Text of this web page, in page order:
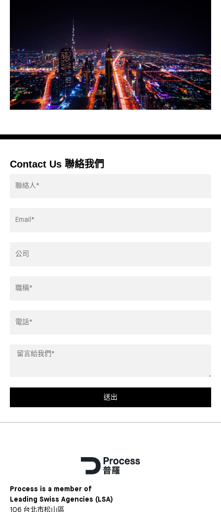
Contact Us 聯絡我們
Address*
Leave
message*
送出
Process is a member of
Leading Swiss Agencies (LSA)
106 台北市松山區